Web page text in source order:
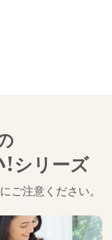
!シリーズ
ご注意ください。